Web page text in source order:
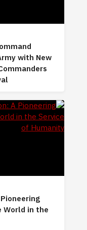
with New
in the